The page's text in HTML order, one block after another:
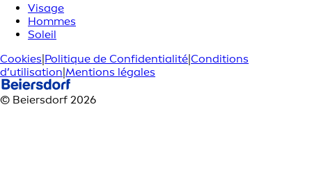
Visage
Hommes
Soleil
Cookies|Politique de Confidentialité|Conditions
d’utilisation|Mentions légales
© Beiersdorf 2026